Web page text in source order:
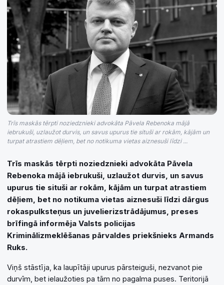
Trīs maskās tērpti noziedznieki advokāta Pāvela Rebenoka mājā
iebrukuši, uzlaužot durvis, un savus upurus tie situši ar rokām, kājām un
turpat atrastiem dēļiem, bet no notikuma vietas aiznesuši līdzi ...
Trīs maskās tērpti noziedznieki advokāta Pāvela
Rebenoka mājā iebrukuši, uzlaužot durvis, un savus
upurus tie situši ar rokām, kājām un turpat atrastiem
dēļiem, bet no notikuma vietas aiznesuši līdzi dārgus
rokaspulksteņus un juvelierizstrādājumus, preses
brīfingā informēja Valsts policijas
Kriminālizmeklēšanas pārvaldes priekšnieks Armands
Ruks.
Viņš stāstīja, ka laupītāji upurus pārsteiguši, nezvanot pie
durvīm, bet ielaužoties pa tām no pagalma puses. Teritorijā